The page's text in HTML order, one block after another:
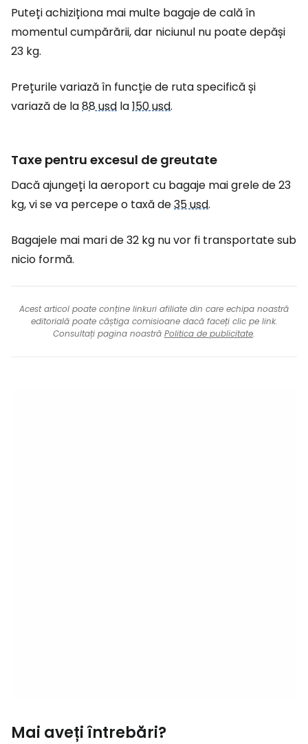
Puteți achiziționa mai multe bagaje de cală în
momentul cumpărării, dar niciunul nu poate depăși
23 kg.
Prețurile variază în funcție de ruta specifică și
variază de la88 usd la150 usd.
Taxe pentru excesul de greutate
Dacă ajungeți la aeroport cu bagaje mai grele de 23
kg, vi se va percepe o taxă de35 usd.
Bagajele mai mari de 32 kg nu vor fi transportate sub
nicio formă.
Acest articol poate conține linkuri afiliate din care echipa noastră
editorială poate câștiga comisioane dacă faceți clic pe link.
Consultați pagina noastră Politica de publicitate.
Mai aveți întrebări?